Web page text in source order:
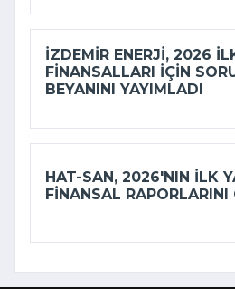
İZDEMİR ENERJI, 2026
FINANSALLARI IÇIN
BEYANINI YAYIMLADI
HAT-SAN, 2026'NIN ILK
FINANSAL RAPORLARINI